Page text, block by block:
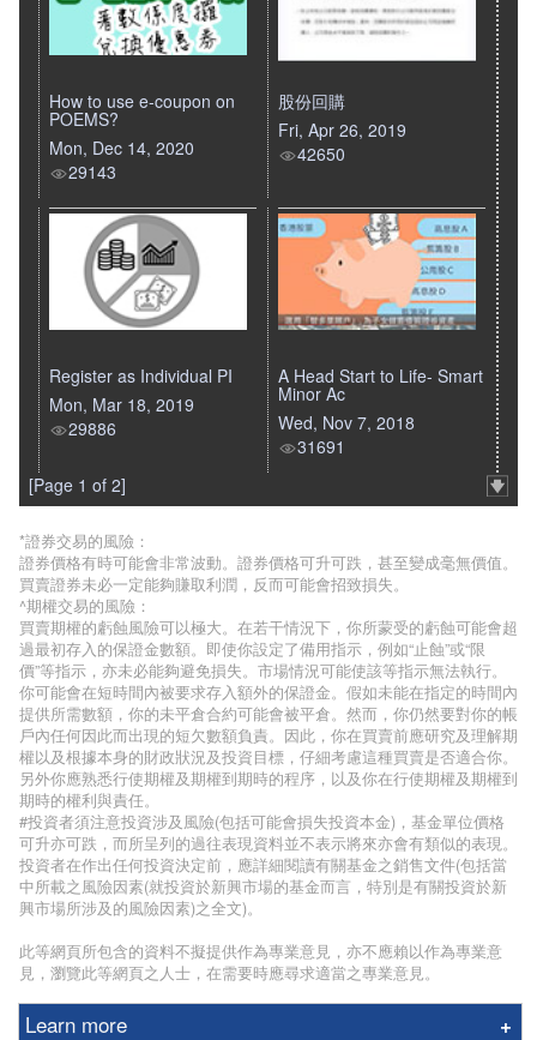
How to use e-coupon on
POEMS?
Mon, Dec 14, 2020
29143
股份回購
Fri, Apr 26, 2019
42650
Register as Individual PI
Mon, Mar 18, 2019
29886
A Head Start to Life- Smart
Minor Ac
Wed, Nov 7, 2018
31691
[Page 1 of 2]
*證券交易的風險：
證券價格有時可能會非常波動。證券價格可升可跌，甚至變成毫無價值。
買賣證券未必一定能夠賺取利潤，反而可能會招致損失。
^期權交易的風險：
買賣期權的虧蝕風險可以極大。在若干情況下，你所蒙受的虧蝕可能會超
過最初存入的保證金數額。即使你設定了備用指示，例如“止蝕”或“限
價”等指示，亦未必能夠避免損失。市場情況可能使該等指示無法執行。
你可能會在短時間內被要求存入額外的保證金。假如未能在指定的時間內
提供所需數額，你的未平倉合約可能會被平倉。然而，你仍然要對你的帳
戶內任何因此而出現的短欠數額負責。因此，你在買賣前應研究及理解期
權以及根據本身的財政狀況及投資目標，仔細考慮這種買賣是否適合你。
另外你應熟悉行使期權及期權到期時的程序，以及你在行使期權及期權到
期時的權利與責任。
#投資者須注意投資涉及風險(包括可能會損失投資本金)，基金單位價格
可升亦可跌，而所呈列的過往表現資料並不表示將來亦會有類似的表現。
投資者在作出任何投資決定前，應詳細閱讀有關基金之銷售文件(包括當
中所載之風險因素(就投資於新興市場的基金而言，特別是有關投資於新
興市場所涉及的風險因素)之全文)。
此等網頁所包含的資料不擬提供作為專業意見，亦不應賴以作為專業意
見，瀏覽此等網頁之人士，在需要時應尋求適當之專業意見。
Learn more